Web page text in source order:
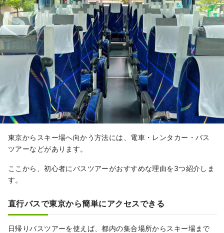
東京からスキー場へ向かう方法には、電車・レンタカー・バス
ツアーなどがあります。
ここから、初心者にバスツアーがおすすめな理由を3つ紹介しま
す。
直行バスで東京から簡単にアクセスできる
日帰りバスツアーを使えば、都内の集合場所からスキー場まで